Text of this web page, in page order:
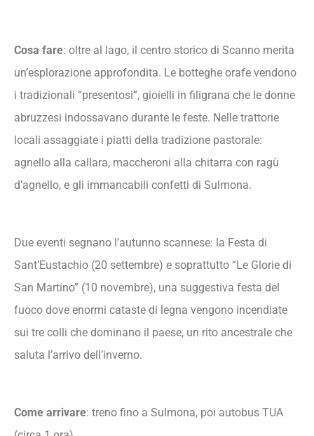
Cosa fare: oltre al lago, il centro storico di Scanno merita
un’esplorazione approfondita. Le botteghe orafe vendono
i tradizionali “presentosi”, gioielli in filigrana che le donne
abruzzesi indossavano durante le feste. Nelle trattorie
locali assaggiate i piatti della tradizione pastorale:
agnello alla callara, maccheroni alla chitarra con ragù
d’agnello, e gli immancabili confetti di Sulmona.
Due eventi segnano l’autunno scannese: la Festa di
Sant’Eustachio (20 settembre) e soprattutto “Le Glorie di
San Martino” (10 novembre), una suggestiva festa del
fuoco dove enormi cataste di legna vengono incendiate
sui tre colli che dominano il paese, un rito ancestrale che
saluta l’arrivo dell’inverno.
Come arrivare: treno fino a Sulmona, poi autobus TUA